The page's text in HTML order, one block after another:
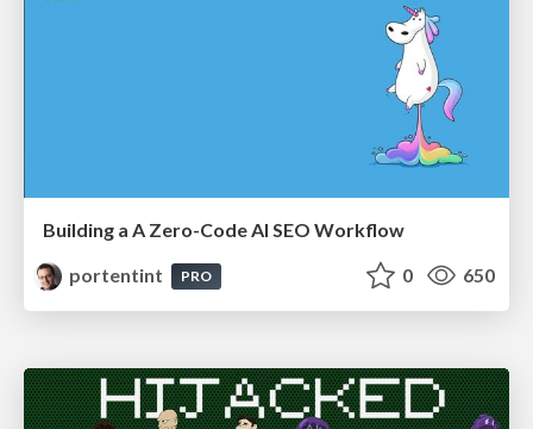
Building a A Zero-Code AI SEO Workflow
portentint
PRO 0 650